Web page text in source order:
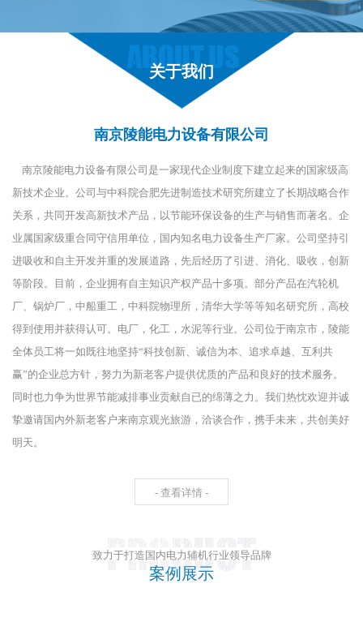
关于我们
南京陵能电力设备有限公司
南京陵能电力设备有限公司是一家现代企业制度下建立起来的国家级高
新技术企业。公司与中科院合肥先进制造技术研究所建立了长期战略合作
关系，共同开发高新技术产品，以节能环保设备的生产与销售而著名。企
业属国家级重合同守信用单位，国内知名电力设备生产厂家。公司坚持引
进吸收和自主开发并重的发展道路，先后经历了引进、消化、吸收，创新
等阶段。目前，企业拥有自主知识产权产品十多项。部分产品在汽轮机
厂、锅炉厂，中船重工，中科院物理所，清华大学等等知名研究所，高校
得到使用并获得认可。电厂，化工，水泥等行业。公司位于南京市，陵能
全体员工将一如既往地坚持“科技创新、诚信为本、追求卓越、互利共
赢”的企业总方针，努力为新老客户提供优质的产品和良好的技术服务。
同时也力争为世界节能减排事业贡献自已的绵薄之力。我们热忱欢迎并诚
挚邀请国内外新老客户来南京观光旅游，洽谈合作，携手未来，共创美好
明天。
- 查看详情 -
致力于打造国内电力辅机行业领导品牌
案例展示